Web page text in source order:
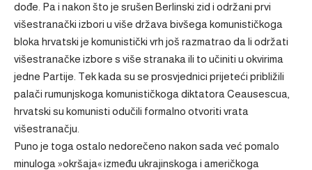
dođe. Pa i nakon što je srušen Berlinski zid i održani prvi
višestranački izbori u više država bivšega komunističkoga
bloka hrvatski je komunistički vrh još razmatrao da li održati
višestranačke izbore s više stranaka ili to učiniti u okvirima
jedne Partije. Tek kada su se prosvjednici prijeteći približili
palači rumunjskoga komunističkoga diktatora Ceausescua,
hrvatski su komunisti odučili formalno otvoriti vrata
višestranačju.
Puno je toga ostalo nedorečeno nakon sada već pomalo
minuloga »okršaja« između ukrajinskoga i američkoga